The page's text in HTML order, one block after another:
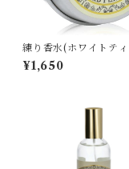
練り香水(ホワイトテ
り)
¥1,650